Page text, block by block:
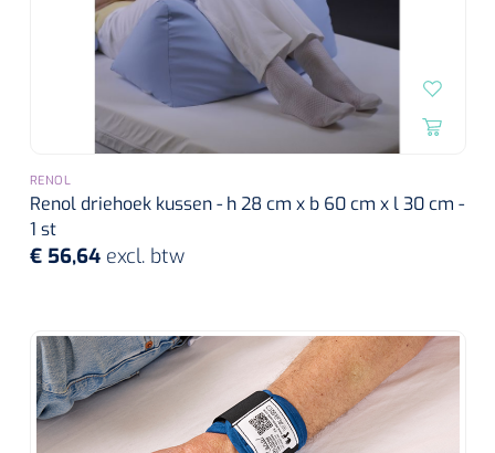
RENOL
Renol driehoek kussen - h 28 cm x b 60 cm x l 30 cm -
1 st
€ 56,64 excl. btw